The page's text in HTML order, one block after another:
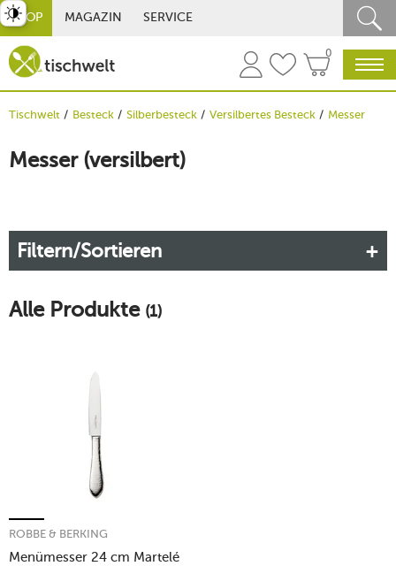
SHOP MAGAZIN SERVICE
0
Tischwelt Besteck Silberbesteck Versilbertes Besteck Messer
Messer (versilbert)
Filtern/Sortieren
Alle Produkte (1)
Menümesser 24 cm Martelé
ROBBE & BERKING
umschalten